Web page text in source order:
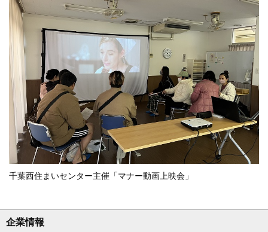
千葉西住まいセンター主催「マナー動画上映会」
企業情報